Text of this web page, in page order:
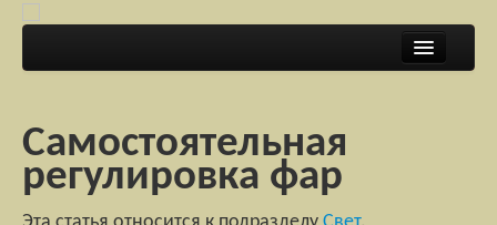
Покупаем
Страхуем
Самостоятельная
регулировка фар